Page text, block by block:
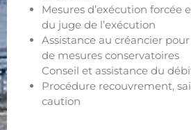
Mesures d’exécution forcée
du juge de l’exécution
Assistance au créancier
de mesures conservatoires
Conseil et assistance du
Procédure recouvrement,
caution